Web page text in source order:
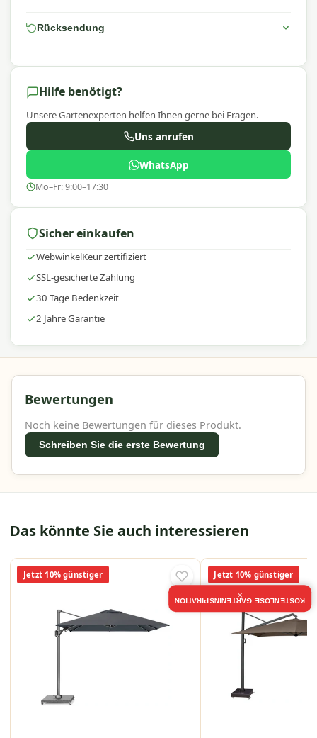
Benötigen Sie weitere Informationen oder
Kontaktieren Sie uns gerne per E-Mail, Telefon oder
WhatsApp. Unsere Spezialisten helfen Ihnen gerne
Warum Platinum?
Platinum ist bekannt für hochwertige Sonnenschirme
und Gartenaccessoires mit einem ausgezeichneten
Preis-Leistungs-Verhältnis. Sie profitieren von
Innovation, Langlebigkeit und Benutzerfreundlichkeit –
ideal für jeden Außenbereich.
Rücksendung
Hilfe benötigt?
Unsere Gartenexperten helfen Ihnen gerne bei Fragen.
Uns anrufen
WhatsApp
Mo–Fr: 9:00–17:30
Sicher einkaufen
WebwinkelKeur zertifiziert
SSL-gesicherte Zahlung
30 Tage Bedenkzeit
2 Jahre Garantie
Bewertungen
Noch keine Bewertungen für dieses Produkt.
Schreiben Sie die erste Bewertung
Das könnte Sie auch interessieren
Jetzt 10% günstiger Jetzt 10% günstiger
KOSTENLOSE GARTENINSPIRATION
×